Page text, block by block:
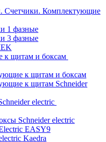
Комплектующие
1 фазные
3 фазные
к щитам и боксам
к щитам и боксам
к щитам Schneider
electric
Schneider electric
EASY9
Kaedra